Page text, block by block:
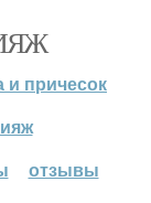
причесок
отзывы